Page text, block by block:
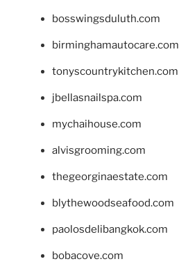
bosswingsduluth.com
birminghamautocare.com
tonyscountrykitchen.com
jbellasnailspa.com
mychaihouse.com
alvisgrooming.com
thegeorginaestate.com
blythewoodseafood.com
paolosdelibangkok.com
bobacove.com